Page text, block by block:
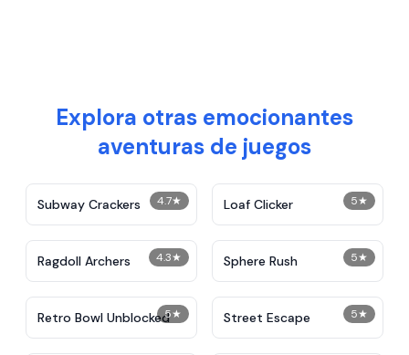
Explora otras emocionantes
aventuras de juegos
4.7★
Subway Crackers 5★
Loaf Clicker
4.3★
Ragdoll Archers 5★
Sphere Rush
5★
Retro Bowl Unblocked 5★
Street Escape